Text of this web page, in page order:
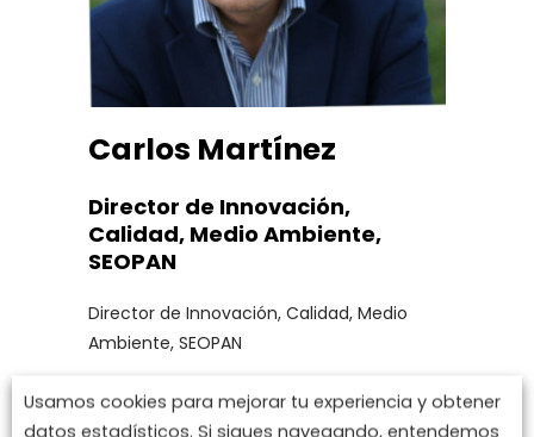
Carlos Martínez
Director de Innovación,
Calidad, Medio Ambiente,
SEOPAN
Director de Innovación, Calidad, Medio
Ambiente, SEOPAN
Usamos cookies para mejorar tu experiencia y obtener
datos estadísticos. Si sigues navegando, entendemos